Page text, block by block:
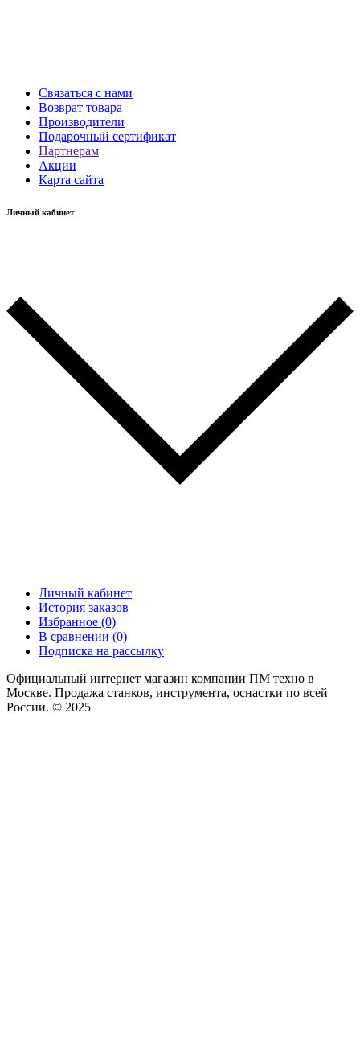
Связаться с нами
Возврат товара
Производители
Подарочный сертификат
Партнерам
Акции
Карта сайта
Личный кабинет
Личный кабинет
История заказов
Избранное (0)
В сравнении (0)
Подписка на рассылку
Официальный интернет магазин компании ПМ техно в
Москве. Продажа станков, инструмента, оснастки по всей
России. © 2025